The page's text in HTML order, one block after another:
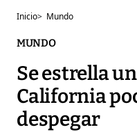
Inicio> Mundo
MUNDO
Se estrella
California
despegar